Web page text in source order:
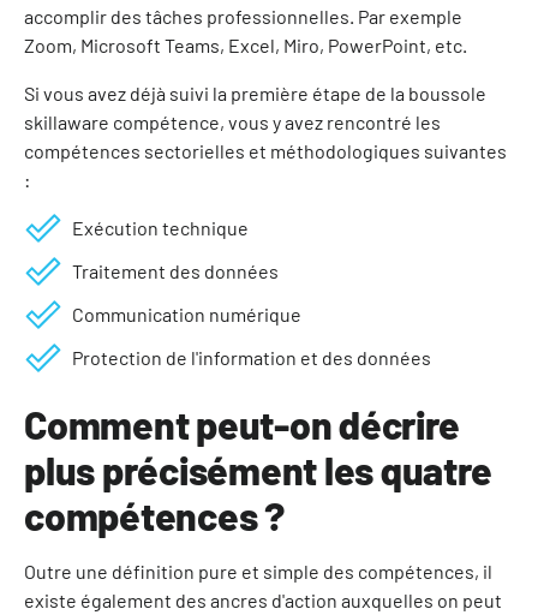
accomplir des tâches professionnelles. Par exemple
Zoom, Microsoft Teams, Excel, Miro, PowerPoint, etc.
Si vous avez déjà suivi la première étape de la boussole
skillaware compétence, vous y avez rencontré les
compétences sectorielles et méthodologiques suivantes
:
Exécution technique
Traitement des données
Communication numérique
Protection de l'information et des données
Comment peut-on décrire
plus précisément les quatre
compétences ?
Outre une définition pure et simple des compétences, il
existe également des ancres d'action auxquelles on peut